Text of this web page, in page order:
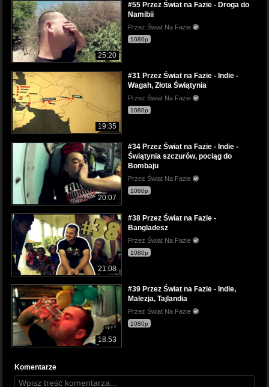
25:20
#55 Przez Świat na Fazie - Droga do
Namibii
Przez Świat Na Fazie
1080p
19:35
#31 Przez Świat na Fazie - Indie -
Wagah, Złota Świątynia
Przez Świat Na Fazie
1080p
20:07
#34 Przez Świat na Fazie - Indie -
Świątynia szczurów, pociąg do
Bombaju
Przez Świat Na Fazie
1080p
21:08
#38 Przez Świat na Fazie -
Bangladesz
Przez Świat Na Fazie
1080p
18:53
#39 Przez Świat na Fazie - Indie,
Malezja, Tajlandia
Przez Świat Na Fazie
1080p
Komentarze